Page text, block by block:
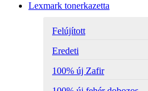
Lexmark tonerkazetta
Felújított
Eredeti
100% új Zafir